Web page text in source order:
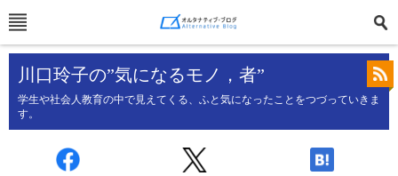
川口玲子の”気になるモノ，者”
学生や社会人教育の中で見えてくる、ふと気になったことをつづっていきま
す。